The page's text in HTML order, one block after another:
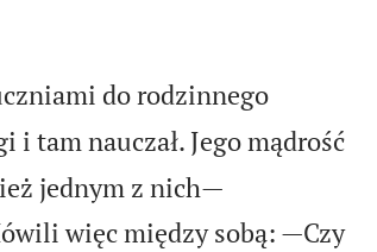
do rodzinnego
i tam nauczał. Jego mądrość
jednym z nich—
więc między sobą: —Czy